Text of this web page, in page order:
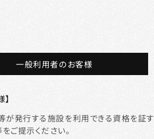
一般利用者のお客様
が発行する施設を利用できる資格を証す
ご提示ください。